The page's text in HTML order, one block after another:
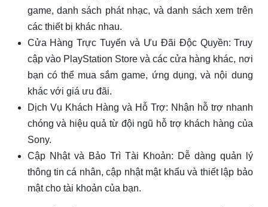
game, danh sách phát nhạc, và danh sách xem trên
các thiết bị khác nhau.
Cửa Hàng Trực Tuyến và Ưu Đãi Độc Quyền: Truy
cập vào PlayStation Store và các cửa hàng khác, nơi
bạn có thể mua sắm game, ứng dụng, và nội dung
khác với giá ưu đãi.
Dịch Vụ Khách Hàng và Hỗ Trợ: Nhận hỗ trợ nhanh
chóng và hiệu quả từ đội ngũ hỗ trợ khách hàng của
Sony.
Cập Nhật và Bảo Trì Tài Khoản: Dễ dàng quản lý
thông tin cá nhân, cập nhật mật khẩu và thiết lập bảo
mật cho tài khoản của bạn.